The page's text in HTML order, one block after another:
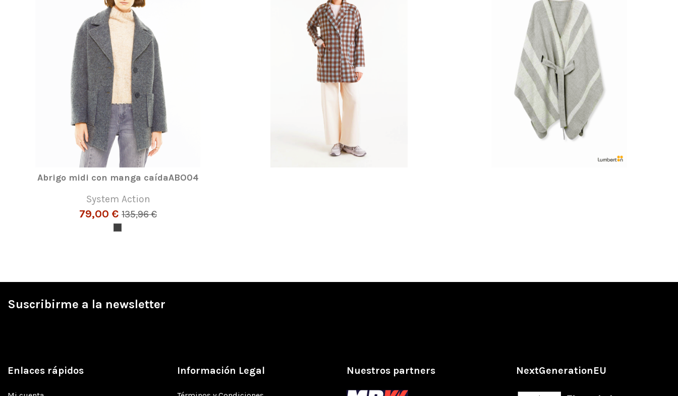
Abrigo midi con manga caídaABO04
System Action
79,00 € 135,96 €
Suscribirme a la newsletter
Enlaces rápidos Información Legal Nuestros partners NextGenerationEU